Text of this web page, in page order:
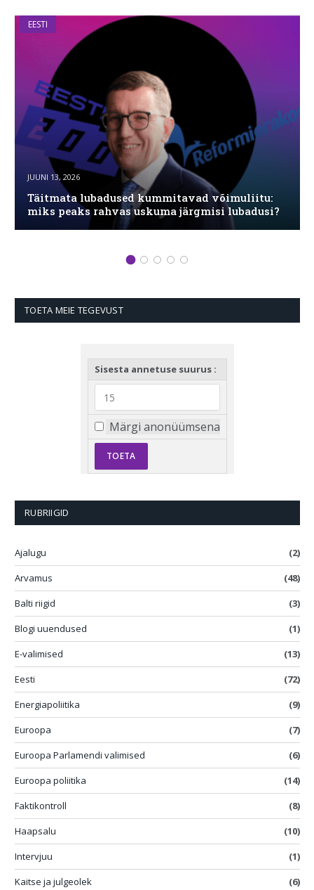
EESTI
JUUNI 13, 2026
Täitmata lubadused kummitavad võimuliitu:
miks peaks rahvas uskuma järgmisi lubadusi?
TOETA MEIE TEGEVUST
Sisesta annetuse suurus :
Märgi anonüümsena
RUBRIIGID
Ajalugu
(2)
Arvamus
(48)
Balti riigid
(3)
Blogi uuendused
(1)
E-valimised
(13)
Eesti
(72)
Energiapoliitika
(9)
Euroopa
(7)
Euroopa Parlamendi valimised
(6)
Euroopa poliitika
(14)
Faktikontroll
(8)
Haapsalu
(10)
Intervjuu
(1)
Kaitse ja julgeolek
(6)